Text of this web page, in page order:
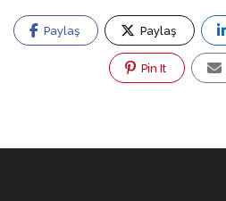
Paylaş Paylaş
Pin It